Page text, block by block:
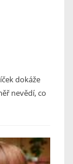
dokáže
nevědí, co